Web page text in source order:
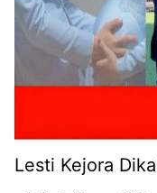
Lesti Kejora